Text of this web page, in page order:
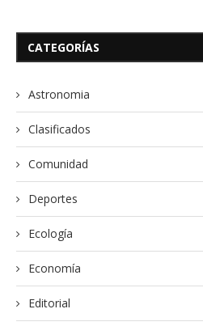
CATEGORÍAS
Astronomia
Clasificados
Comunidad
Deportes
Ecología
Economía
Editorial